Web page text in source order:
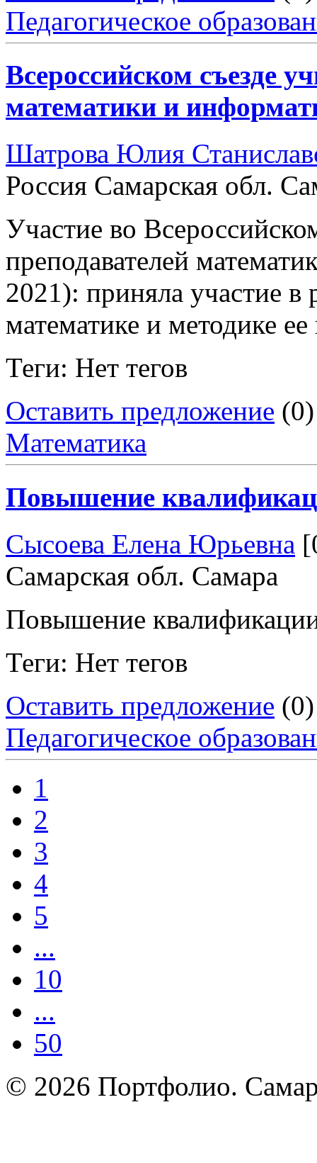
Педагогическое
Всероссийском съезде
математики и
Шатрова Юлия
Россия Самарская обл.
Участие во
преподавателей
2021): приняла участие в
математике и методике
Теги: Нет тегов
Оставить предложение (0)
Математика
Повышение
Сысоева Елена Юрьевна
Самарская обл. Самара
Повышение
Теги: Нет тегов
Оставить предложение (0)
Педагогическое
1
2
3
4
5
...
10
...
50
© 2026 Портфолио.